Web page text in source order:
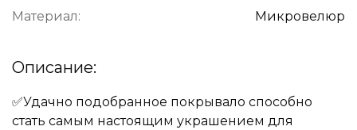
Материал:
Микровелюр
Описание:
✅Удачно подобранное покрывало способно
стать самым настоящим украшением для